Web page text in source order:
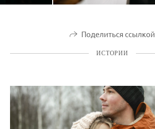
Поделиться ссылкой
ИСТОРИИ